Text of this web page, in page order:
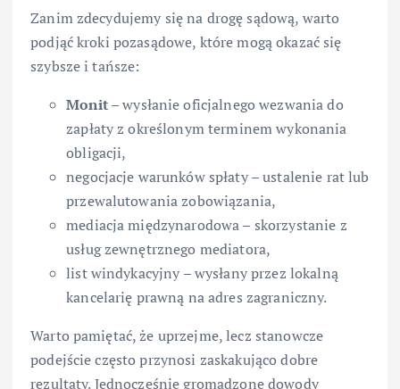
Zanim zdecydujemy się na drogę sądową, warto
podjąć kroki pozasądowe, które mogą okazać się
szybsze i tańsze:
Monit– wysłanie oficjalnego wezwania do
zapłaty z określonym terminem wykonania
obligacji,
negocjacje warunków spłaty – ustalenie rat lub
przewalutowania zobowiązania,
mediacja międzynarodowa – skorzystanie z
usług zewnętrznego mediatora,
list windykacyjny – wysłany przez lokalną
kancelarię prawną na adres zagraniczny.
Warto pamiętać, że uprzejme, lecz stanowcze
podejście często przynosi zaskakująco dobre
rezultaty. Jednocześnie gromadzone dowody